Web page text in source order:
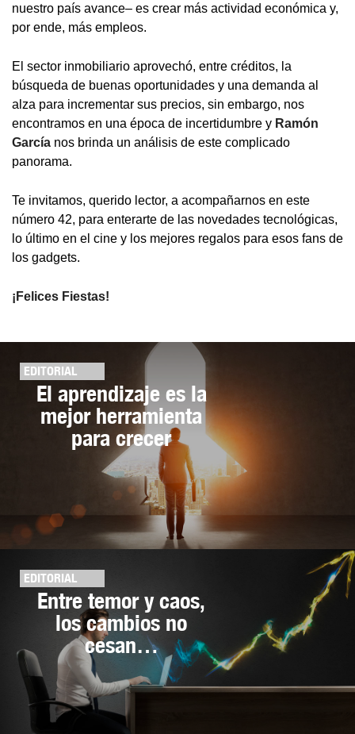
nuestro país avance– es crear más actividad económica y,
por ende, más empleos.
El sector inmobiliario aprovechó, entre créditos, la
búsqueda de buenas oportunidades y una demanda al
alza para incrementar sus precios, sin embargo, nos
encontramos en una época de incertidumbre y Ramón
García nos brinda un análisis de este complicado
panorama.
Te invitamos, querido lector, a acompañarnos en este
número 42, para enterarte de las novedades tecnológicas,
lo último en el cine y los mejores regalos para esos fans de
los gadgets.
¡Felices Fiestas!
EDITORIAL
El aprendizaje es la
mejor herramienta
para crecer
EDITORIAL
Entre temor y caos,
los cambios no
cesan…